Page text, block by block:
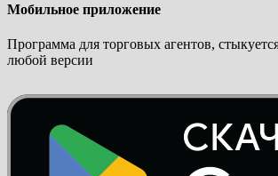
Мобильное приложение
Программа для торговых агентов,
любой версии